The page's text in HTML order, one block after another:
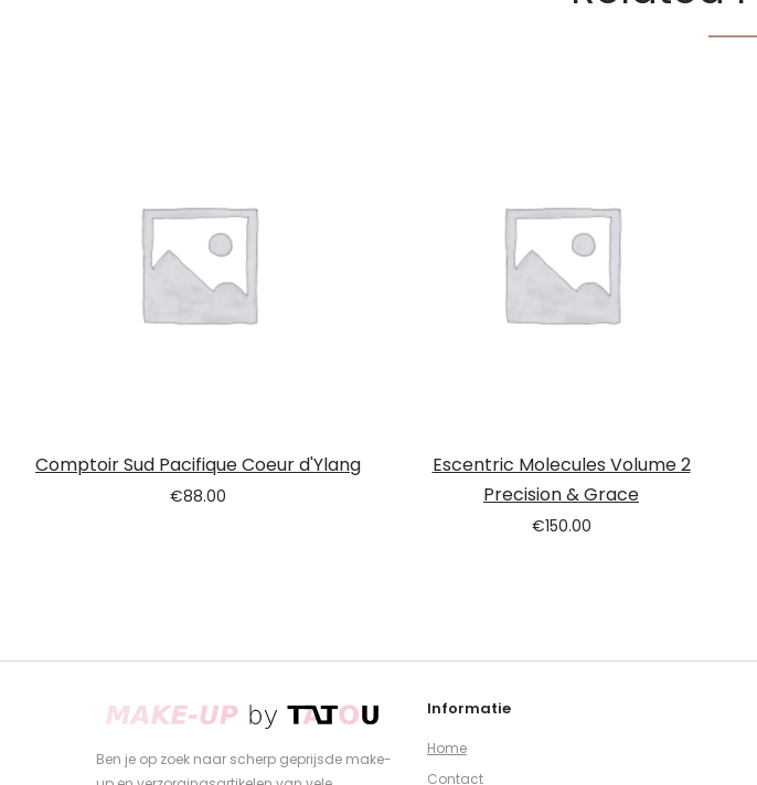
Comptoir Sud Pacifique Coeur d'Ylang
€88.00
Escentric Molecules Volume 2
Precision & Grace
€150.00
Ben je op zoek naar scherp geprijsde make-
Informatie
Home
Contact